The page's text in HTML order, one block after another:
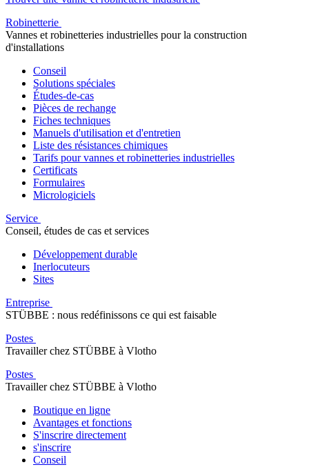
Robinetterie
Vannes et robinetteries industrielles pour la construction
d'installations
Conseil
Solutions spéciales
Études-de-cas
Pièces de rechange
Fiches techniques
Manuels d'utilisation et d'entretien
Liste des résistances chimiques
Tarifs pour vannes et robinetteries industrielles
Certificats
Formulaires
Micrologiciels
Service
Conseil, études de cas et services
Développement durable
Inerlocuteurs
Sites
Entreprise
STÜBBE : nous redéfinissons ce qui est faisable
Postes
Travailler chez STÜBBE à Vlotho
Postes
Travailler chez STÜBBE à Vlotho
Boutique en ligne
Avantages et fonctions
S'inscrire directement
s'inscrire
Conseil